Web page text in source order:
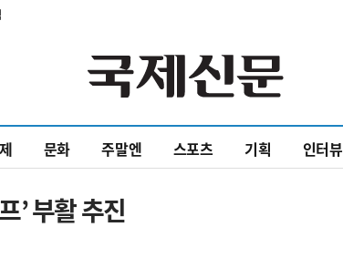
문화 주말엔 스포츠 기획 인터뷰
’ 부활 추진